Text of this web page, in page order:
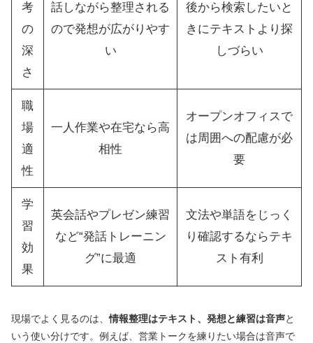
考
の
深
さ
話しながら整理される
ので発想が広がりやす
い
後から検索したいと
きにテキストより探
しづらい
職
場
適
性
一人作業や在宅なら高
相性
オープンオフィスで
は周囲への配慮が必
要
学
習
効
果
英会話やプレゼン練習
など“発話トレーニン
グ”に最適
文法や単語をじっく
り確認するならテキ
スト有利
現場でよく見るのは、情報整理はテキスト、発想と練習は音声と
いう使い分けです。例えば、営業トークを練りたい場合は音声で